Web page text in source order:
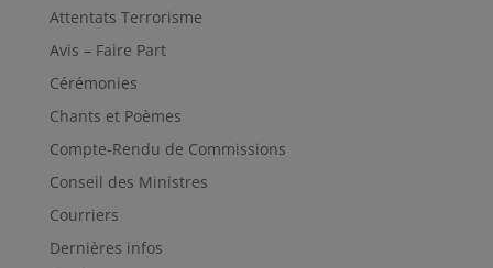
Attentats Terrorisme
Avis – Faire Part
Cérémonies
Chants et Poèmes
Compte-Rendu de Commissions
Conseil des Ministres
Courriers
Dernières infos